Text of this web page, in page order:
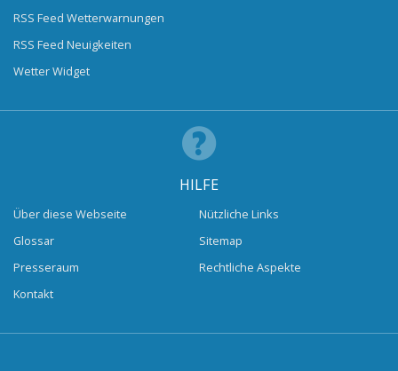
RSS Feed Wetterwarnungen
RSS Feed Neuigkeiten
Wetter Widget
HILFE
Über diese Webseite
Glossar
Presseraum
Kontakt
Nützliche Links
Sitemap
Rechtliche Aspekte